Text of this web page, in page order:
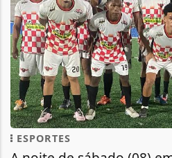
ESPORTES